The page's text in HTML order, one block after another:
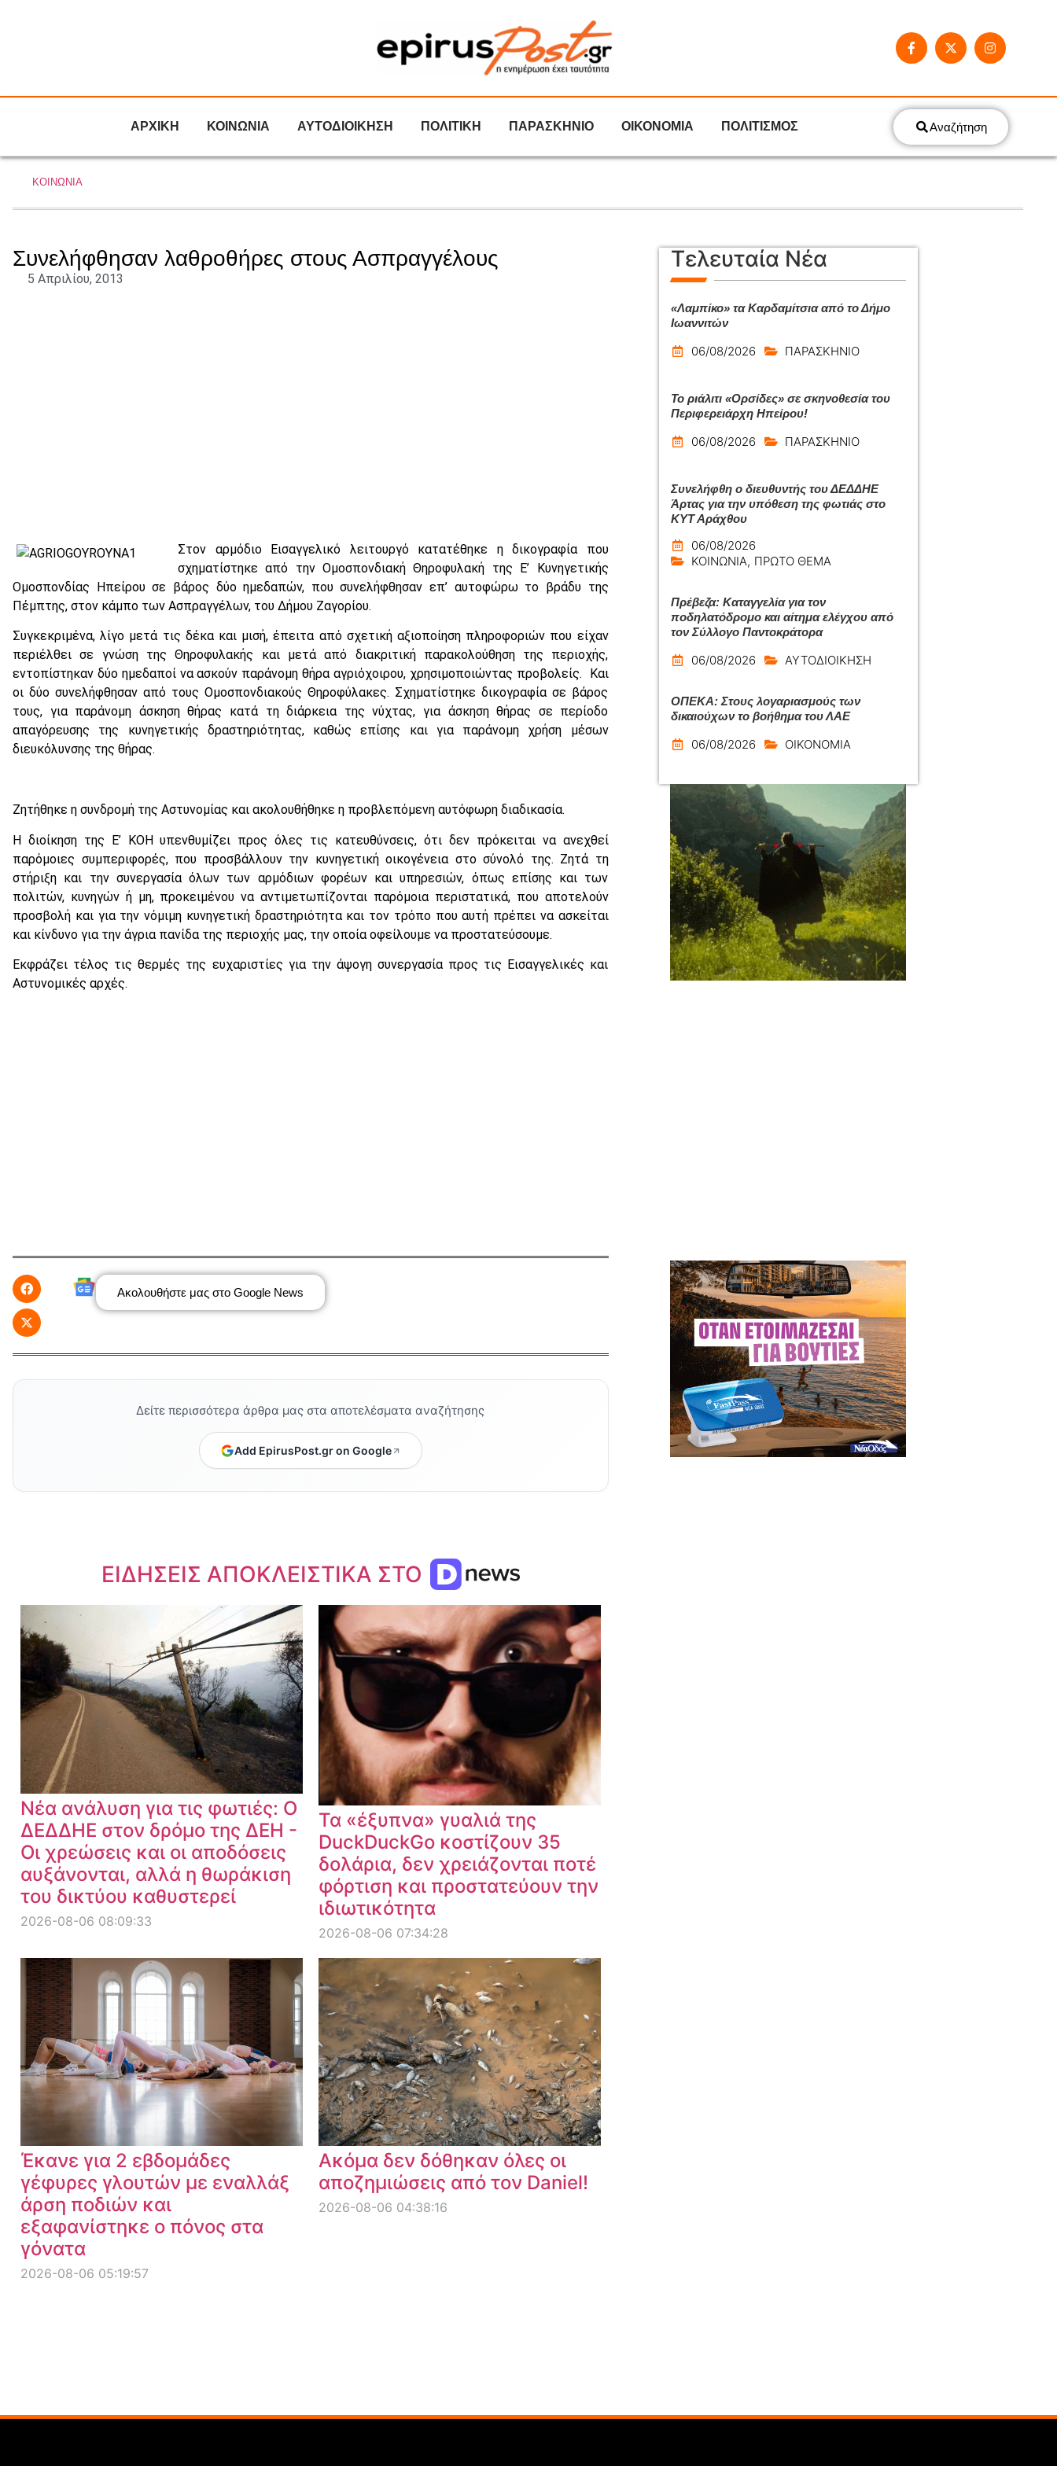
ΑΡΧΙΚΗ ΚΟΙΝΩΝΙΑ ΑΥΤΟΔΙΟΙΚΗΣΗ ΠΟΛΙΤΙΚΗ ΠΑΡΑΣΚΗΝΙΟ ΟΙΚΟΝΟΜΙΑ ΠΟΛΙΤΙΣΜΟΣ Αναζήτηση
ΚΟΙΝΩΝΙΑ
Συνελήφθησαν λαθροθήρες στους Ασπραγγέλους
5 Απριλίου, 2013
Στον αρμόδιο Εισαγγελικό λειτουργό κατατέθηκε η δικογραφία που
σχηματίστηκε από την Ομοσπονδιακή Θηροφυλακή της Ε’ Κυνηγετικής
Ομοσπονδίας Ηπείρου σε βάρος δύο ημεδαπών, που συνελήφθησαν επ’ αυτοφώρω το βράδυ της
Πέμπτης, στον κάμπο των Ασπραγγέλων, του Δήμου Ζαγορίου.
Συγκεκριμένα, λίγο μετά τις δέκα και μισή, έπειτα από σχετική αξιοποίηση πληροφοριών που είχαν
περιέλθει σε γνώση της Θηροφυλακής και μετά από διακριτική παρακολούθηση της περιοχής,
εντοπίστηκαν δύο ημεδαποί να ασκούν παράνομη θήρα αγριόχοιρου, χρησιμοποιώντας προβολείς.
Και
οι δύο συνελήφθησαν από τους Ομοσπονδιακούς Θηροφύλακες. Σχηματίστηκε δικογραφία σε βάρος
τους, για παράνομη άσκηση θήρας κατά τη διάρκεια της νύχτας, για άσκηση θήρας σε περίοδο
απαγόρευσης της κυνηγετικής δραστηριότητας, καθώς επίσης και για παράνομη χρήση μέσων
διευκόλυνσης της θήρας.
Ζητήθηκε η συνδρομή της Αστυνομίας και ακολουθήθηκε η προβλεπόμενη αυτόφωρη διαδικασία.
Η διοίκηση της Ε’ ΚΟΗ υπενθυμίζει προς όλες τις κατευθύνσεις, ότι δεν πρόκειται να ανεχθεί
παρόμοιες συμπεριφορές, που προσβάλλουν την κυνηγετική οικογένεια στο σύνολό της. Ζητά τη
στήριξη και την συνεργασία όλων των αρμόδιων φορέων και υπηρεσιών, όπως επίσης και των
πολιτών, κυνηγών ή μη, προκειμένου να αντιμετωπίζονται παρόμοια περιστατικά, που αποτελούν
προσβολή και για την νόμιμη κυνηγετική δραστηριότητα και τον τρόπο που αυτή πρέπει να ασκείται
και κίνδυνο για την άγρια πανίδα της περιοχής μας, την οποία οφείλουμε να προστατεύσουμε.
Εκφράζει τέλος τις θερμές της ευχαριστίες για την άψογη συνεργασία προς τις Εισαγγελικές και
Αστυνομικές αρχές.
Ακολουθήστε μας στο Google News
Δείτε περισσότερα άρθρα μας στα αποτελέσματα αναζήτησης
Add EpirusPost.gr on Google
ΕΙΔΗΣΕΙΣ ΑΠΟΚΛΕΙΣΤΙΚΑ ΣΤΟ
Dnews.gr
Νέα ανάλυση για τις φωτιές: Ο
ΔΕΔΔΗΕ στον δρόμο της ΔΕΗ -
Οι χρεώσεις και οι αποδόσεις
αυξάνονται, αλλά η θωράκιση
του δικτύου καθυστερεί
2026-08-06 08:09:33
Τα «έξυπνα» γυαλιά της
DuckDuckGo κοστίζουν 35
δολάρια, δεν χρειάζονται ποτέ
φόρτιση και προστατεύουν την
ιδιωτικότητα
2026-08-06 07:34:28
Έκανε για 2 εβδομάδες
γέφυρες γλουτών με εναλλάξ
άρση ποδιών και
εξαφανίστηκε ο πόνος στα
γόνατα
2026-08-06 05:19:57
Ακόμα δεν δόθηκαν όλες οι
αποζημιώσεις από τον Daniel!
2026-08-06 04:38:16
Τελευταία Νέα
«Λαμπίκο» τα Καρδαμίτσια από το Δήμο
Ιωαννιτών
06/08/2026 ΠΑΡΑΣΚΗΝΙΟ
Το ριάλιτι «Ορσίδες» σε σκηνοθεσία του
Περιφερειάρχη Ηπείρου!
06/08/2026 ΠΑΡΑΣΚΗΝΙΟ
Συνελήφθη ο διευθυντής του ΔΕΔΔΗΕ
Άρτας για την υπόθεση της φωτιάς στο
ΚΥΤ Αράχθου
06/08/2026
ΚΟΙΝΩΝΙΑ, ΠΡΩΤΟ ΘΕΜΑ
Πρέβεζα: Καταγγελία για τον
ποδηλατόδρομο και αίτημα ελέγχου από
τον Σύλλογο Παντοκράτορα
06/08/2026 ΑΥΤΟΔΙΟΙΚΗΣΗ
ΟΠΕΚΑ: Στους λογαριασμούς των
δικαιούχων το βοήθημα του ΛΑΕ
06/08/2026 ΟΙΚΟΝΟΜΙΑ